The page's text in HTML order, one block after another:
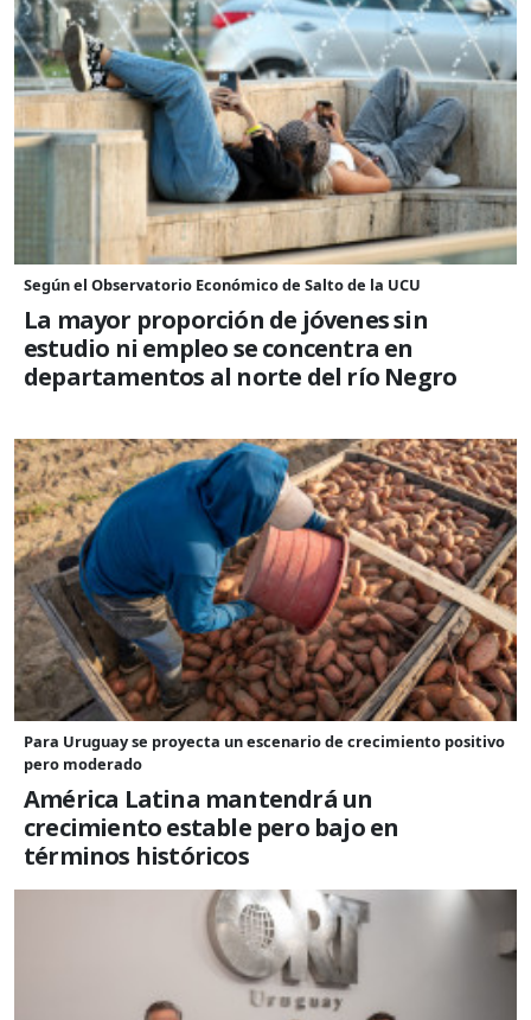
Según el Observatorio Económico de Salto de la UCU
La mayor proporción de jóvenes sin
estudio ni empleo se concentra en
departamentos al norte del río Negro
Para Uruguay se proyecta un escenario de crecimiento positivo
pero moderado
América Latina mantendrá un
crecimiento estable pero bajo en
términos históricos